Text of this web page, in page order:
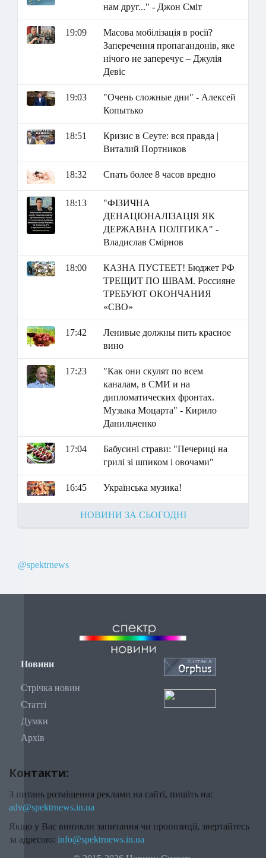
нам друг..." - Джон Сміт
19:09
Масова мобілізація в росії?
Заперечення пропагандонів, яке
нічого не заперечує – Джулія
Девіс
19:03
"Очень сложные дни" - Алексей
Копытько
18:51
Кризис в Сеуте: вся правда |
Виталий Портников
18:32 Спать более 8 часов вредно
18:13
"ФІЗИЧНА
ДЕНАЦІОНАЛІЗАЦІЯ ЯК
ДЕРЖАВНА ПОЛІТИКА" -
Владислав Смірнов
18:00
КАЗНА ПУСТЕЕТ! Бюджет РФ
ТРЕЩИТ ПО ШВАМ. Россияне
ТРЕБУЮТ ОКОНЧАНИЯ
«СВО»
17:42
Ленивые должны пить красное
вино
17:23
"Как они скулят по всем
каналам, в СМИ и на
дипломатических фронтах.
Музыка Моцарта" - Кирило
Данильченко
17:04
Бабусині страви: "Печериці на
грилі зі шпиком і овочами"
16:45 Українська музика!
НОВИНИ ЗА СЬОГОДНІ
@spektrnews
Новини
Стрічка новин
Статті
Думки
Архів
Контакти:
З питань розміщення реклами на сайті, пишіть на:
adv@spektrnews.in.ua
Якщо у Вас виникли запитання чи пропозиції, звертайтесь
за адресою: info@spektrnews.in.ua